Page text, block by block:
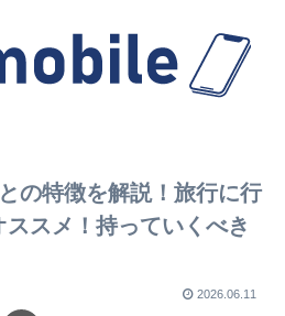
の特徴を解説！旅行に行
ススメ！持っていくべき
2026.06.11